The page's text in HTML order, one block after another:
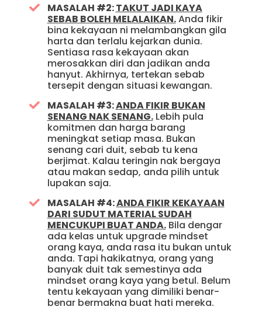
MASALAH #2:TAKUT JADI KAYA
SEBAB BOLEH MELALAIKAN.Anda fikir
bina kekayaan ni melambangkan gila
harta dan terlalu kejarkan dunia.
Sentiasa rasa kekayaan akan
merosakkan diri dan jadikan anda
hanyut. Akhirnya, tertekan sebab
tersepit dengan situasi kewangan.
MASALAH #3:ANDA FIKIR BUKAN
SENANG NAK SENANG.Lebih pula
komitmen dan harga barang
meningkat setiap masa. Bukan
senang cari duit, sebab tu kena
berjimat. Kalau teringin nak bergaya
atau makan sedap, anda pilih untuk
lupakan saja.
MASALAH #4:ANDA FIKIR KEKAYAAN
DARI SUDUT MATERIAL SUDAH
MENCUKUPI BUAT ANDA.Bila dengar
ada kelas untuk upgrade mindset
orang kaya, anda rasa itu bukan untuk
anda. Tapi hakikatnya, orang yang
banyak duit tak semestinya ada
mindset orang kaya yang betul. Belum
tentu kekayaan yang dimiliki benar-
benar bermakna buat hati mereka.